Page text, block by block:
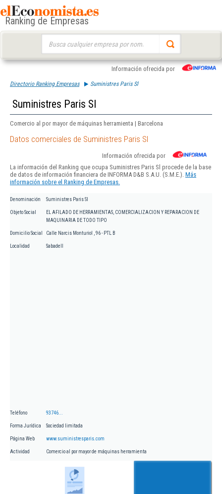
Ranking de Empresas
Información ofrecida por
Directorio Ranking Empresas Suministres Paris Sl
Suministres Paris Sl
Comercio al por mayor de máquinas herramienta | Barcelona
Datos comerciales de Suministres Paris Sl
Información ofrecida por
La información del Ranking que ocupa Suministres Paris Sl procede de la base
de datos de información financiera de INFORMA D&B S.A.U. (S.M.E.). Más
información sobre el Ranking de Empresas.
Denominación Suministres Paris Sl
Objeto Social
EL AFILADO DE HERRAMIENTAS, COMERCIALIZACION Y REPARACION DE
MAQUINARIA DE TODO TIPO
Domicilio Social Calle Narcis Monturiol , 96 - PTL B
Localidad Sabadell
Teléfono 93746...
Forma Jurídica Sociedad limitada
Página Web www.suministresparis.com
Actividad Comercio al por mayor de máquinas herramienta